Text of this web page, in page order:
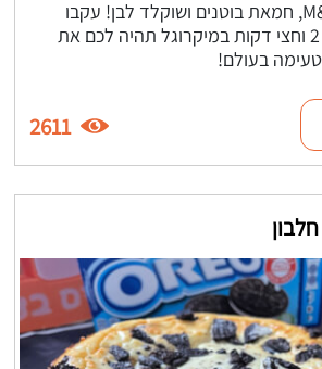
סוכריות שוקולד M&M, חמאת בוטנים ושוקלד לבן! עקבו
אחר ההוראות ותוך 2 וחצי דקות במיקרוגל תהיה לכם את
בעולם!
2611